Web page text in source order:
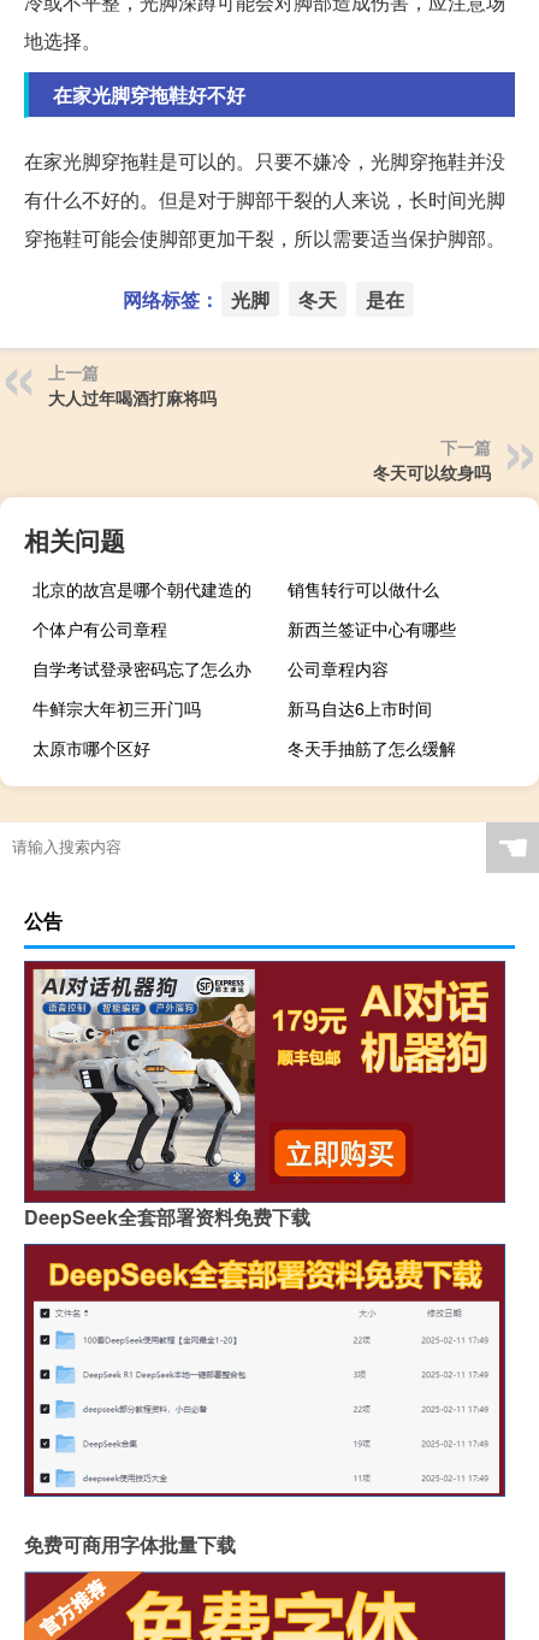
地选择。
在家光脚穿拖鞋好不好
在家光脚穿拖鞋是可以的。只要不嫌冷，光脚穿拖鞋并没
有什么不好的。但是对于脚部干裂的人来说，长时间光脚
穿拖鞋可能会使脚部更加干裂，所以需要适当保护脚部。
网络标签： 光脚 冬天 是在
上一篇
大人过年喝酒打麻将吗
下一篇
冬天可以纹身吗
相关问题
北京的故宫是哪个朝代建造的
销售转行可以做什么
个体户有公司章程
新西兰签证中心有哪些
自学考试登录密码忘了怎么办
公司章程内容
牛鲜宗大年初三开门吗
新马自达6上市时间
太原市哪个区好
冬天手抽筋了怎么缓解
☚
公告
DeepSeek全套部署资料免费下载
免费可商用字体批量下载